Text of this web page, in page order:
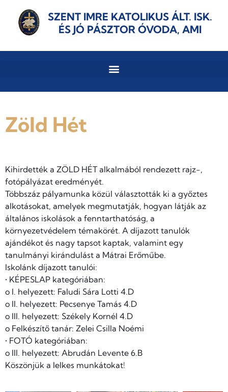
SZENT IMRE KATOLIKUS ÁLT. ISK.
ÉS JÓ PÁSZTOR ÓVODA, AMI
Zöld Hét
Kihirdették a ZÖLD HÉT alkalmából rendezett rajz-,
fotópályázat eredményét.
Többszáz pályamunka közül választották ki a győztes
alkotásokat, amelyek megmutatják, hogyan látják az
általános iskolások a fenntarthatóság, a
környezetvédelem témakörét. A díjazott tanulók
ajándékot és nagy tapsot kaptak, valamint egy
tanulmányi kirándulást a Mátrai Erőműbe.
Iskolánk díjazott tanulói:
• KÉPESLAP kategóriában:
o I. helyezett: Faludi Sára Lotti 4.D
o II. helyezett: Pecsenye Tamás 4.D
o III. helyezett: Székely Kornél 4.D
o Felkészítő tanár: Zelei Csilla Noémi
• FOTÓ kategóriában:
o III. helyezett: Abrudán Levente 6.B
Köszönjük a lelkes munkátokat!